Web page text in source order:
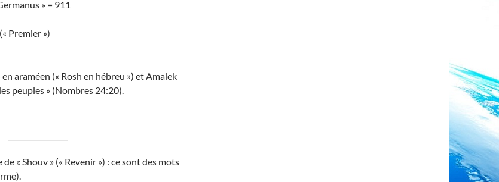
» = 911
Premier »)
en araméen (« Rosh en hébreu ») et Amalek
peuples » (Nombres 24:20).
de « Shouv » (« Revenir ») : ce sont des mots